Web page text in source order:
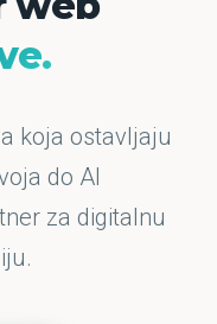
koja ostavljaju
do AI
za digitalnu